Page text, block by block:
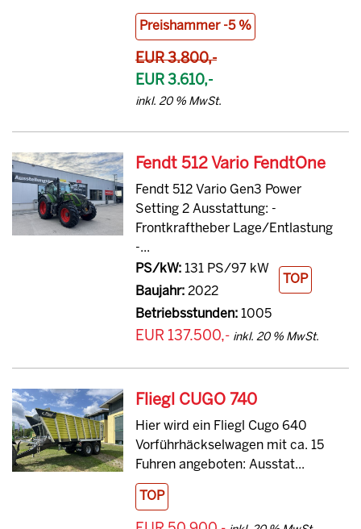
Preishammer -5 %
EUR 3.800,-
EUR 3.610,-
inkl. 20 % MwSt.
Fendt 512 Vario FendtOne
Fendt 512 Vario Gen3 Power
Setting 2 Ausstattung: -
Frontkraftheber Lage/Entlastung
-...
PS/kW:131 PS/97 kW
Baujahr:2022
Betriebsstunden:1005
TOP
EUR 137.500,- inkl. 20 % MwSt.
Fliegl CUGO 740
Hier wird ein Fliegl Cugo 640
Vorführhäckselwagen mit ca. 15
Fuhren angeboten: Ausstat...
TOP